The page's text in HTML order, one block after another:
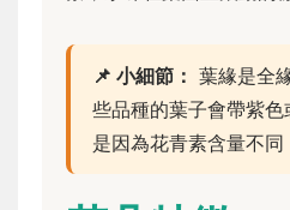
📌 小細節： 葉緣是全
些品種的葉子會帶紫
是因為花青素含量不同